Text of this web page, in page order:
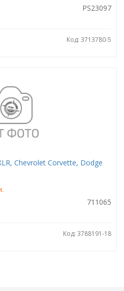
PS23097
Код: 3713780-5
Chevrolet Corvette, Dodge
711065
Код: 3788191-18